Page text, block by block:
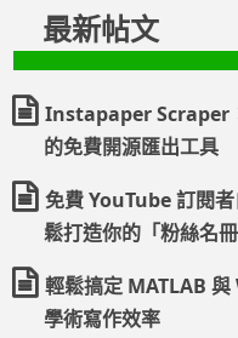
最新帖文
Instapaper Scraper
的免費開源匯出工具
免費 YouTube 訂閱
鬆打造你的「粉絲名冊
輕鬆搞定 MATLAB
學術寫作效率